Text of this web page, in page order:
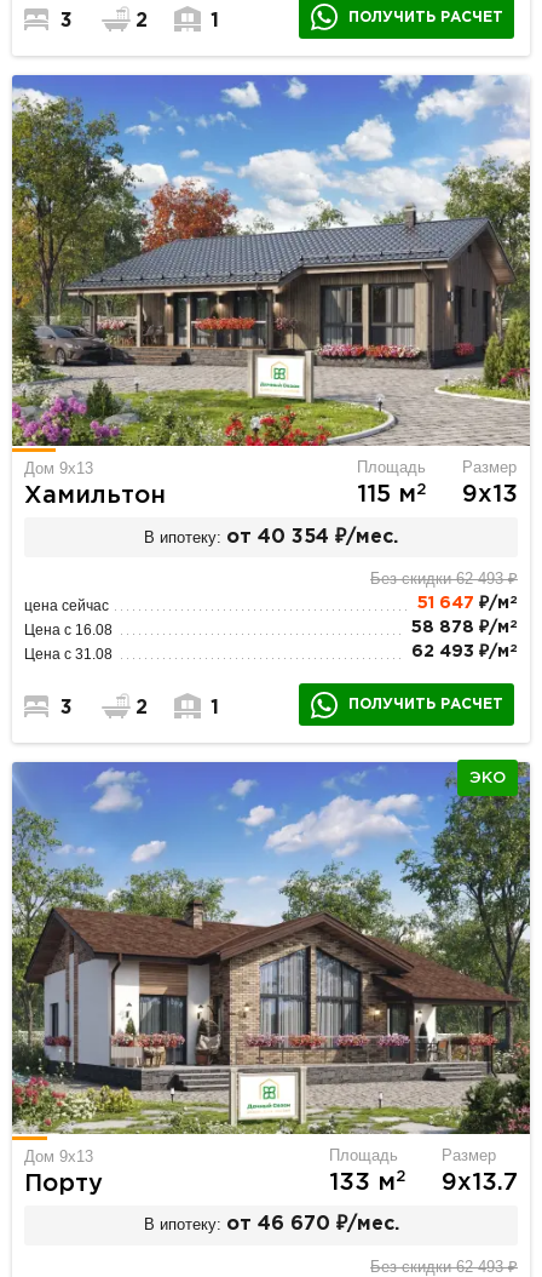
3 2 1 ПОЛУЧИТЬ РАСЧЕТ
Дом 9х13
Хамильтон
Площадь
115 м2
Размер
9х13
В ипотеку: от 40 354 ₽/мес.
Без скидки 62 493 ₽
цена сейчас 51 647 ₽/м 2
Цена с 16.08 58 878 ₽/м 2
Цена с 31.08 62 493 ₽/м 2
3 2 1 ПОЛУЧИТЬ РАСЧЕТ
ЭКО
Дом 9х13
Порту
Площадь
133 м2
Размер
9х13.7
В ипотеку: от 46 670 ₽/мес.
Без скидки 62 493 ₽